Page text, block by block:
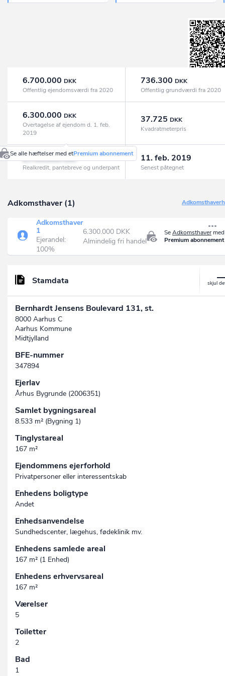
6.700.000 DKK
Offentlig ejendomsværdi fra 2020
736.300 DKK
Offentlig grundværdi fra 2020
6.300.000 DKK
Overtagelse af ejendom d. 1. feb.
2019
37.725 DKK
Kvadratmeterpris
2.795.000
Se alle hæftelser med etPremium abonnement
Realkredit, pantebreve og underpant
11. feb. 2019
Senest påtegnet
Adkomsthaver (1)
SeAdkomsthaver
Premium abonnement
Adkomsthaver
1
Ejerandel:
100%
6.300.000 DKK
Almindelig fri handel
Stamdata
Bernhardt Jensens Boulevard 131, st.
8000 Aarhus C
Aarhus Kommune
Midtjylland
BFE-nummer
347894
Ejerlav
Århus Bygrunde (2006351)
Samlet bygningsareal
8.533 m² (Bygning 1)
Tinglystareal
167 m²
Ejendommens ejerforhold
Privatpersoner eller interessentskab
Enhedens boligtype
Andet
Enhedsanvendelse
Sundhedscenter, lægehus, fødeklinik mv.
Enhedens samlede areal
167 m² (1 Enhed)
Enhedens erhvervsareal
167 m²
Værelser
5
Toiletter
2
Bad
1